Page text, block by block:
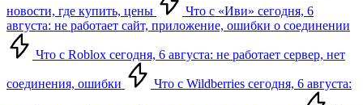
новости, где купить, цены
Что с «Иви» сегодня, 6
августа: не работает сайт, приложение, ошибки о соединении
Что с Roblox сегодня, 6 августа: не работает сервер, нет
соединения, ошибки Что с Wildberries сегодня, 6 августа: